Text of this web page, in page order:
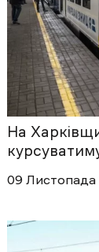
На
09 Листопада